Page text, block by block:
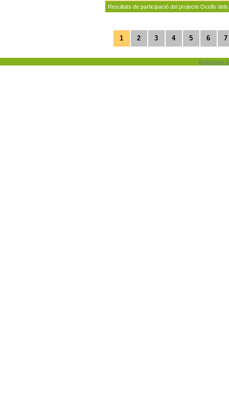
Resultats de participació del projecte Ocells
1 2 3 4 5 6 7
Biolovision